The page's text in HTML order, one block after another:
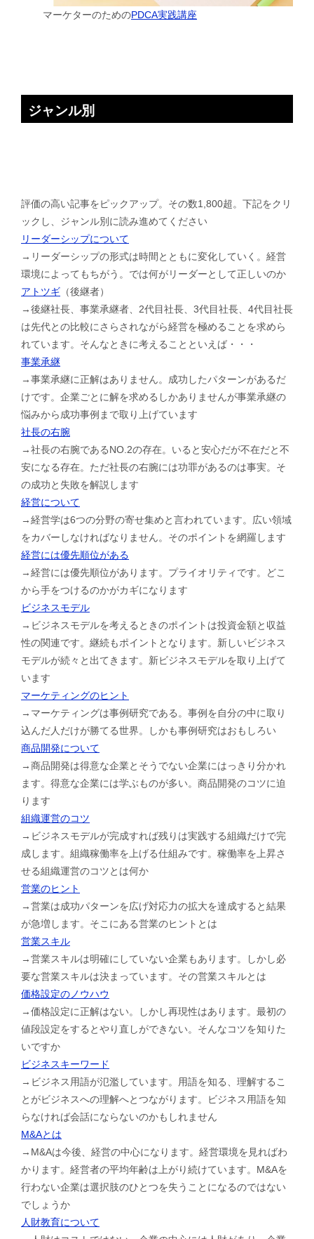
マーケターのためのPDCA実践講座
ジャンル別
評価の高い記事をピックアップ。その数1,800超。下記をクリ
ックし、ジャンル別に読み進めてください
リーダーシップについて
→リーダーシップの形式は時間とともに変化していく。経営
環境によってもちがう。では何がリーダーとして正しいのか
アトツギ （後継者）
→後継社長、事業承継者、2代目社長、3代目社長、4代目社長
は先代との比較にさらされながら経営を極めることを求めら
れています。そんなときに考えることといえば・・・
事業承継
→事業承継に正解はありません。成功したパターンがあるだ
けです。企業ごとに解を求めるしかありませんが事業承継の
悩みから成功事例まで取り上げています
社長の右腕
→社長の右腕であるNO.2の存在。いると安心だが不在だと不
安になる存在。ただ社長の右腕には功罪があるのは事実。そ
の成功と失敗を解説します
経営について
→経営学は6つの分野の寄せ集めと言われています。広い領域
をカバーしなければなりません。そのポイントを網羅します
経営には優先順位がある
→経営には優先順位があります。プライオリティです。どこ
から手をつけるのかがカギになります
ビジネスモデル
→ビジネスモデルを考えるときのポイントは投資金額と収益
性の関連です。継続もポイントとなります。新しいビジネス
モデルが続々と出てきます。新ビジネスモデルを取り上げて
います
マーケティングのヒント
→マーケティングは事例研究である。事例を自分の中に取り
込んだ人だけが勝てる世界。しかも事例研究はおもしろい
商品開発について
→商品開発は得意な企業とそうでない企業にはっきり分かれ
ます。得意な企業には学ぶものが多い。商品開発のコツに迫
ります
組織運営のコツ
→ビジネスモデルが完成すれば残りは実践する組織だけで完
成します。組織稼働率を上げる仕組みです。稼働率を上昇さ
せる組織運営のコツとは何か
営業のヒント
→営業は成功パターンを広げ対応力の拡大を達成すると結果
が急増します。そこにある営業のヒントとは
営業スキル
→営業スキルは明確にしていない企業もあります。しかし必
要な営業スキルは決まっています。その営業スキルとは
価格設定のノウハウ
→価格設定に正解はない。しかし再現性はあります。最初の
値段設定をするとやり直しができない。そんなコツを知りた
いですか
ビジネスキーワード
→ビジネス用語が氾濫しています。用語を知る、理解するこ
とがビジネスへの理解へとつながります。ビジネス用語を知
らなければ会話にならないのかもしれません
M&Aとは
→M&Aは今後、経営の中心になります。経営環境を見ればわ
かります。経営者の平均年齢は上がり続けています。M&Aを
行わない企業は選択肢のひとつを失うことになるのではない
でしょうか
人財教育について